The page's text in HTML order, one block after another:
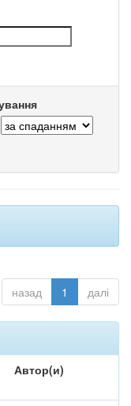
назад 1 далі
Автор(и)